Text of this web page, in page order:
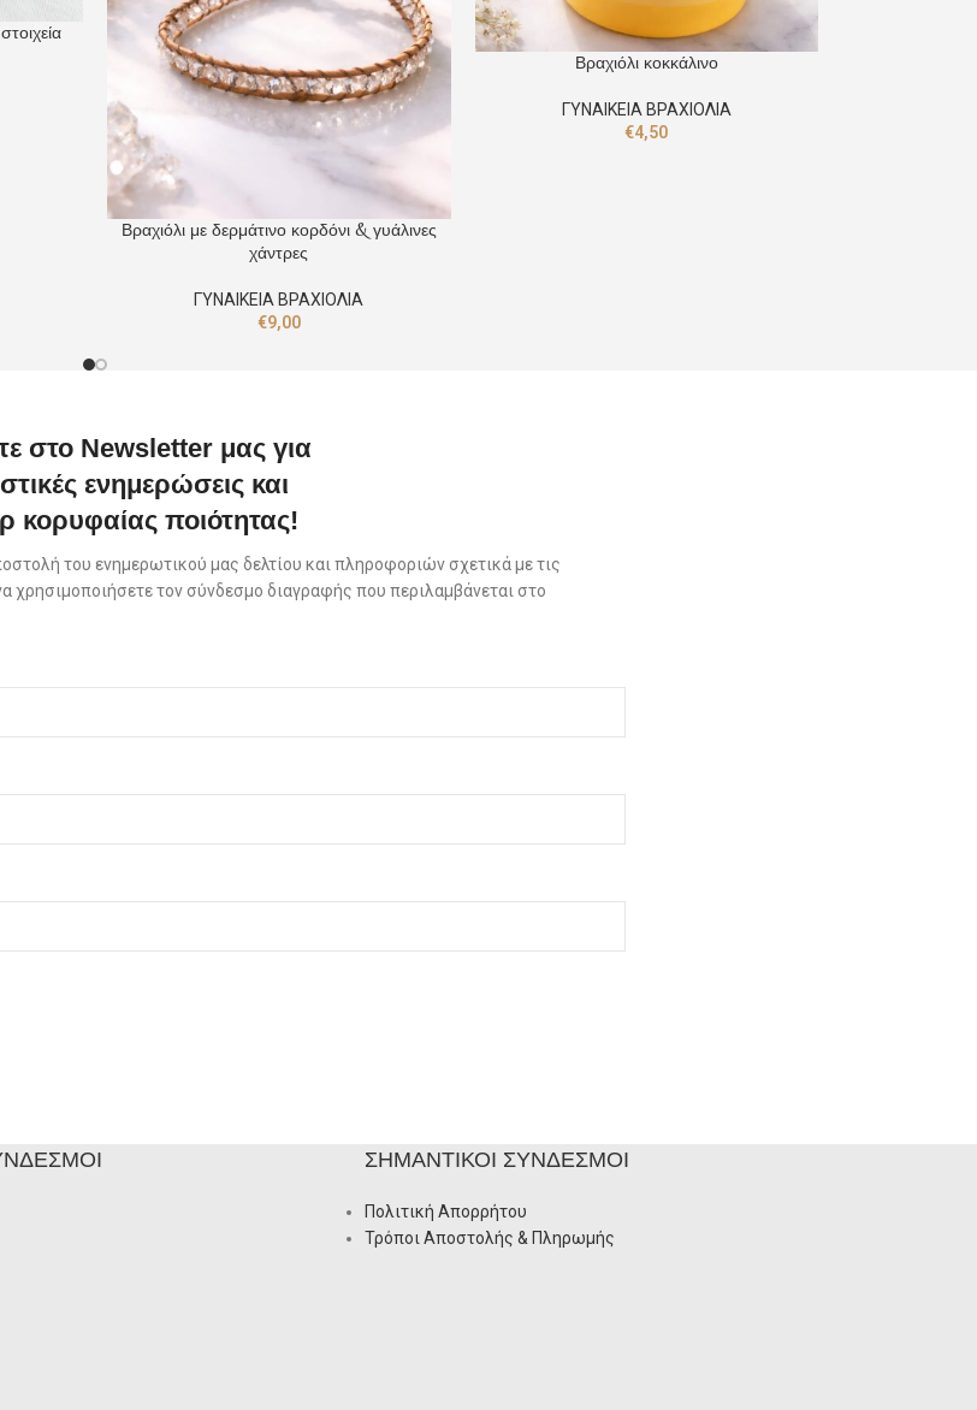
Βραχιόλι με δερμάτινο κορδόνι & γυάλινες
χάντρες
ΓΥΝΑΙΚΕΙΑ ΒΡΑΧΙΟΛΙΑ
€9,00
Βραχιόλι κοκκάλινο
ΓΥΝΑΙΚΕΙΑ ΒΡΑΧΙΟΛΙΑ
€4,50
στο Newsletter μας για
ενημερώσεις και
κορυφαίας ποιότητας!
του ενημερωτικού μας δελτίου και πληροφοριών σχετικά με τις
χρησιμοποιήσετε τον σύνδεσμο διαγραφής που περιλαμβάνεται στο
ΣΗΜΑΝΤΙΚΟΊ ΣΎΝΔΕΣΜΟΙ
Πολιτική Απορρήτου
Τρόποι Αποστολής & Πληρωμής